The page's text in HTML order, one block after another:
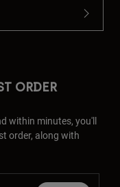
ORDER
within minutes, you'll
order, along with